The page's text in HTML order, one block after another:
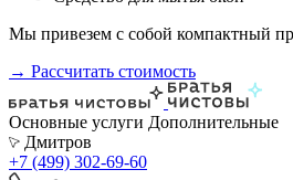
Мы привезем с собой компактный
→ Рассчитать стоимость
Основные услуги Дополнительные
Дмитров
+7 (499) 302-69-60